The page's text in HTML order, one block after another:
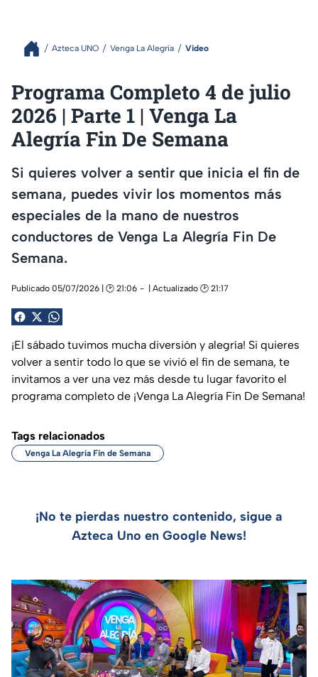
Azteca UNO Venga La Alegría Video
Programa Completo 4 de julio
2026 | Parte 1 | Venga La
Alegría Fin De Semana
Si quieres volver a sentir que inicia el fin de
semana, puedes vivir los momentos más
especiales de la mano de nuestros
conductores de Venga La Alegría Fin De
Semana.
Publicado 05/07/2026 | 🕑 21:06 | Actualizado 🕑 21:17
¡El sábado tuvimos mucha diversión y alegría! Si quieres
volver a sentir todo lo que se vivió el fin de semana, te
invitamos a ver una vez más desde tu lugar favorito el
programa completo de ¡Venga La Alegría Fin De Semana!
Tags relacionados
Venga La Alegría Fin de Semana
¡No te pierdas nuestro contenido, sigue a
Azteca Uno en Google News!